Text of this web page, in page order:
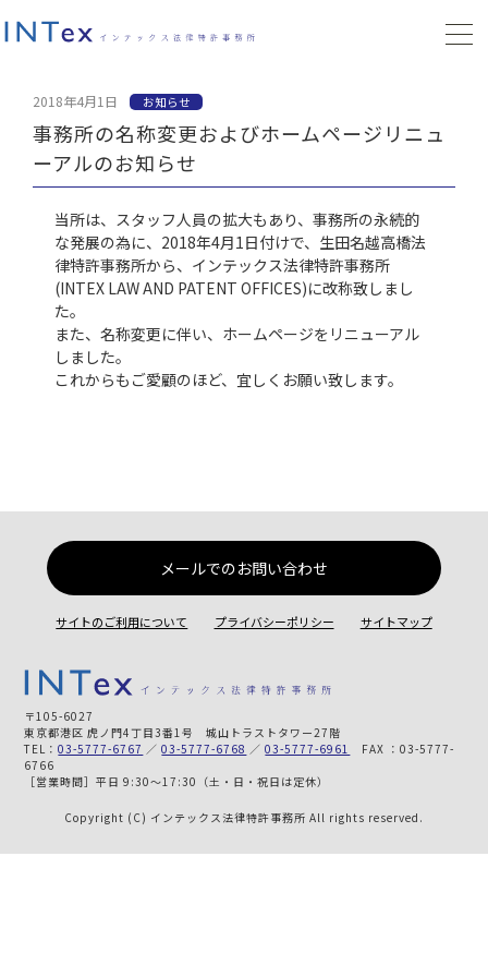
2018年4月1日 お知らせ
事務所の名称変更およびホームページリニュ
ーアルのお知らせ
当所は、スタッフ人員の拡大もあり、事務所の永続的
な発展の為に、2018年4月1日付けで、生田名越高橋法
律特許事務所から、インテックス法律特許事務所
(INTEX LAW AND PATENT OFFICES)に改称致しまし
た。
また、名称変更に伴い、ホームページをリニューアル
しました。
これからもご愛顧のほど、宜しくお願い致します。
メールでのお問い合わせ
サイトのご利用について プライバシーポリシー サイトマップ
〒105-6027
東京都港区 虎ノ門4丁目3番1号 城山トラストタワー27階
TEL：03-5777-6767 ／03-5777-6768 ／03-5777-6961
FAX ：03-5777-
6766
［営業時間］平日 9:30～17:30（土・日・祝日は定休）
Copyright (C) インテックス法律特許事務所 All rights reserved.